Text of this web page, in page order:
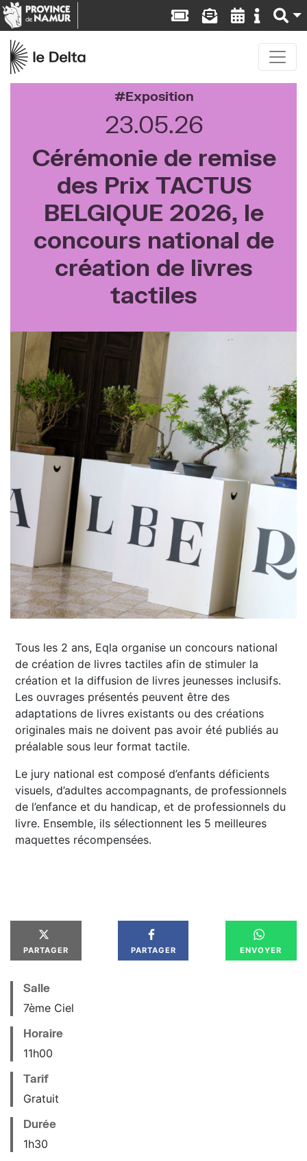
Exposition
23.05.26
Cérémonie de remise
des Prix TACTUS
BELGIQUE 2026, le
concours national de
création de livres
tactiles
Tous les 2 ans, Eqla organise un concours national
de création de livres tactiles afin de stimuler la
création et la diffusion de livres jeunesses inclusifs.
Les ouvrages présentés peuvent être des
adaptations de livres existants ou des créations
originales mais ne doivent pas avoir été publiés au
préalable sous leur format tactile.
Le jury national est composé d’enfants déficients
visuels, d’adultes accompagnants, de professionnels
de l’enfance et du handicap, et de professionnels du
livre. Ensemble, ils sélectionnent les 5 meilleures
maquettes récompensées.
PARTAGER PARTAGER ENVOYER
Salle
7ème Ciel
Horaire
11h00
Tarif
Gratuit
Durée
1h30